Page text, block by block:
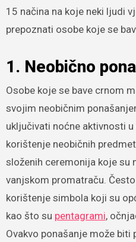
15 načina na koje neki ljudi
prepoznati osobe koje se
1. Neobično
Osobe koje se bave crnom
svojim neobičnim
uključivati noćne aktivnosti
korištenje neobičnih
složenih ceremonija koje su
vanjskom promatraču.
korištenje simbola koji su
kao što su pentagrami,
Ovakvo ponašanje može